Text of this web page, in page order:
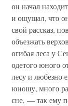
он начал
и ощущал, что
свой рассказ,
объезжать
огибая леса у
одетого юного
лесу и любезно
юношу, много
сне, — так ему